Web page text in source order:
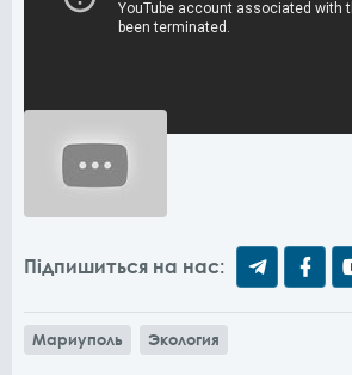
Підпишиться на нас:
Мариуполь Экология